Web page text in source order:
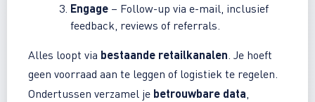
Engage – Follow-up via e-mail, inclusief
feedback, reviews of referrals.
Alles loopt via bestaande retailkanalen. Je hoeft
geen voorraad aan te leggen of logistiek te regelen.
Ondertussen verzamel je betrouwbare data,